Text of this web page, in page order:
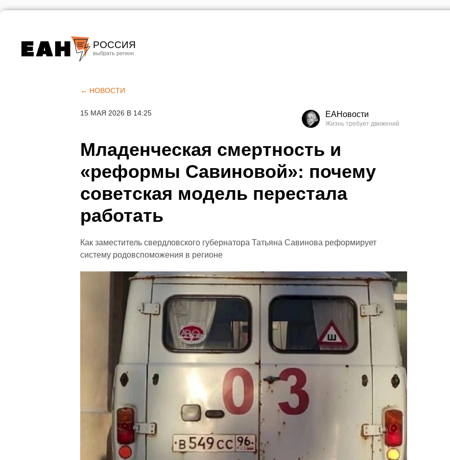
РОССИЯ
Челябинск
← НОВОСТИ
15 МАЯ 2026 В 14:25 ЕАНовости
Младенческая смертность и
«реформы Савиновой»: почему
советская модель перестала
работать
Как заместитель свердловского губернатора Татьяна Савинова реформирует
систему родовспоможения в регионе